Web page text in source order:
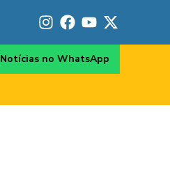
Notícias no WhatsApp